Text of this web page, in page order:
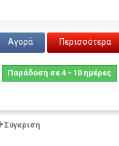
Αγορά Περισσότερα
Παράδοση σε 4 - 10 ημέρες
Σύγκριση